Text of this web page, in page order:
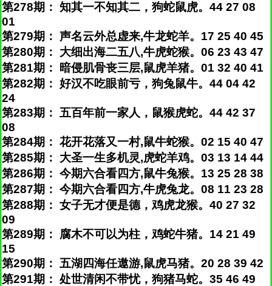
第278期： 知其一不知其二，狗蛇鼠虎。44 27 08
01
第279期： 声名云外总虚来,牛龙蛇羊。17 25 40 45
第280期： 大细出海二五八,牛虎蛇猴。06 23 43 47
第281期： 暗侵肌骨丧三层,鼠虎羊猪。01 32 40 41
第282期： 好汉不吃眼前亏，狗兔鼠牛。44 04 42
24
第283期： 五百年前一家人，鼠猴虎蛇。44 42 37
08
第284期： 花开花落又一村,鼠牛蛇猴。02 15 40 47
第285期： 大圣一生多机灵,虎蛇羊鸡。03 13 14 44
第286期： 今期六合看四方,鼠牛兔猴。13 25 28 38
第287期： 今期六合看四方,牛虎兔龙。08 11 23 28
第288期： 女子无才便是德，鸡虎龙猴。40 27 32
09
第289期： 腐木不可以为柱，鸡蛇牛猪。14 21 49
15
第290期： 五湖四海任遨游,鼠虎马猪。20 28 39 42
第291期： 处世清闲不带忧，狗猪马蛇。35 46 49